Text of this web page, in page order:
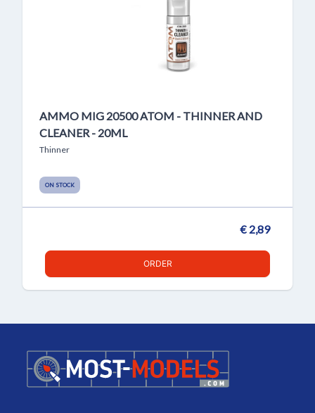
AMMO MIG 20500 ATOM - THINNER AND
CLEANER - 20ML
Thinner
ON STOCK
€ 2,89
ORDER